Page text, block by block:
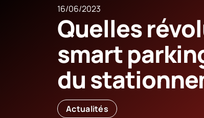
16/06/2023
Quelles
smart
du
Actualités